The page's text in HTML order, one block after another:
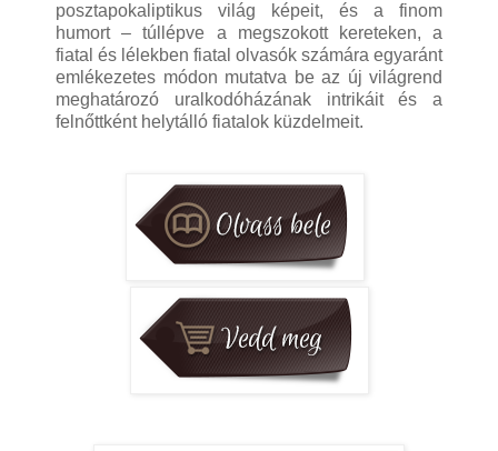
posztapokaliptikus világ képeit, és a finom
humort – túllépve a megszokott kereteken, a
fiatal és lélekben fiatal olvasók számára egyaránt
emlékezetes módon mutatva be az új világrend
meghatározó uralkodóházának intrikáit és a
felnőttként helytálló fiatalok küzdelmeit.